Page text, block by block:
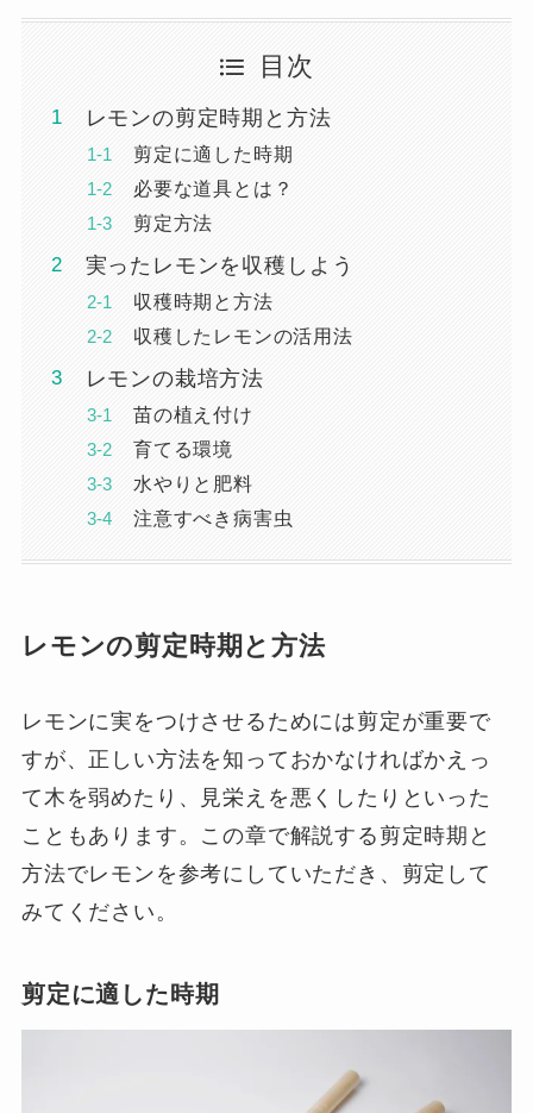
目次
レモンの剪定時期と方法
剪定に適した時期
必要な道具とは？
剪定方法
実ったレモンを収穫しよう
収穫時期と方法
収穫したレモンの活用法
レモンの栽培方法
苗の植え付け
育てる環境
水やりと肥料
注意すべき病害虫
レモンの剪定時期と方法
レモンに実をつけさせるためには剪定が重要で
すが、正しい方法を知っておかなければかえっ
て木を弱めたり、見栄えを悪くしたりといった
こともあります。この章で解説する剪定時期と
方法でレモンを参考にしていただき、剪定して
みてください。
剪定に適した時期